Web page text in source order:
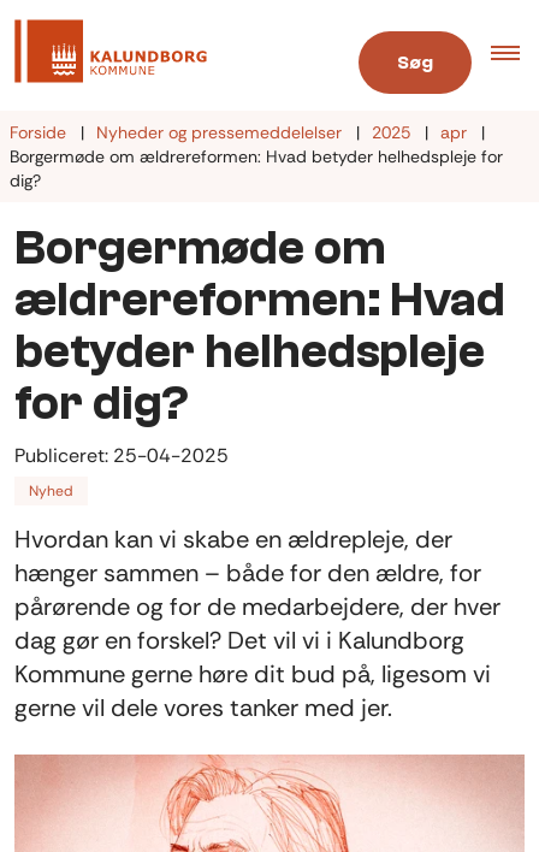
Søg
Forside Nyheder og pressemeddelelser 2025
apr
Borgermøde om ældrereformen: Hvad betyder helhedspleje for
dig?
Borgermøde om
ældrereformen: Hvad
betyder helhedspleje
for dig?
Publiceret: 25-04-2025
Nyhed
Hvordan kan vi skabe en ældrepleje, der
hænger sammen – både for den ældre, for
pårørende og for de medarbejdere, der hver
dag gør en forskel? Det vil vi i Kalundborg
Kommune gerne høre dit bud på, ligesom vi
gerne vil dele vores tanker med jer.